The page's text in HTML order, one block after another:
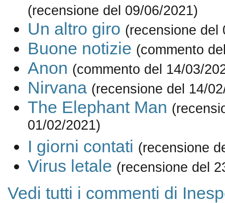
(recensione del 09/06/2021)
Un altro giro (recensione del
Buone notizie (commento
Anon (commento del 14/03/
Nirvana (recensione del 14/
The Elephant Man
01/02/2021)
I giorni contati (recensione
Virus letale (recensione del
Vedi tutti i commenti di